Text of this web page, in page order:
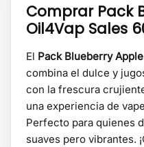
Comprar Pack
Oil4Vap Sales
El Pack Blueberry
combina el dulce y
con la frescura
una experiencia de
Perfecto para quienes
suaves pero vibrantes.